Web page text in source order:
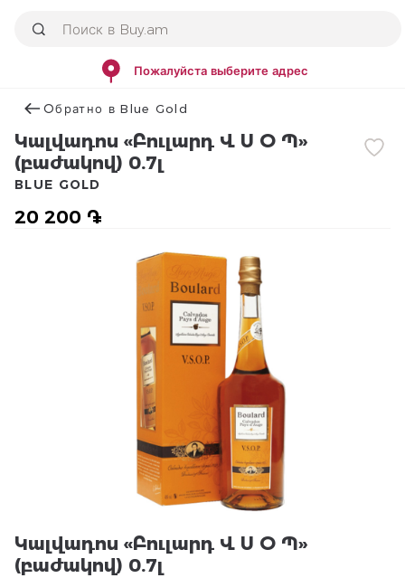
Пожалуйста выберите адрес
Օбратно в Blue Gold
Կալվադոս «Բուլարդ Վ Ս Օ Պ»
(բաժակով) 0.7լ
20 200 ֏
BLUE GOLD
Կալվադոս «Բուլարդ Վ Ս Օ Պ»
(բաժակով) 0.7լ